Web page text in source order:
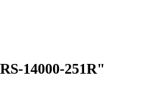
14000-251R"